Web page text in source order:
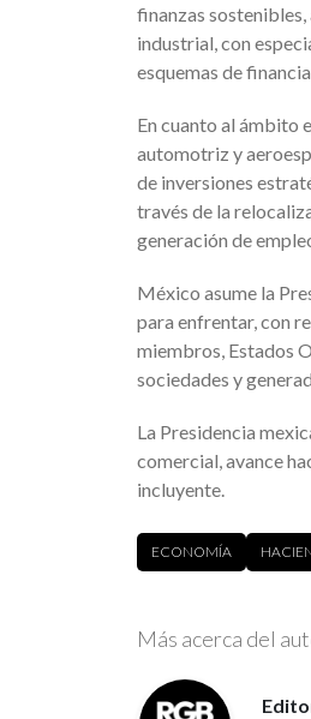
finanzas
industrial, con
esquemas de
En cuanto al ámbito
automotriz y
de inversiones
través de la
generación de
México asume la
para enfrentar, con
miembros, Estados
sociedades y
La Presidencia
comercial, avance
incluyente.
ECONOMÍA
Más acerca del